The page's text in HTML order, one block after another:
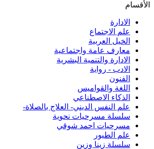
الأقسام
الادارة
علم الاجتماع
الخيل العربية
معارف عامة واجتماعية
الادارة والتنمية البشرية
الادب - رواية
الفنون
اللغة والقواميس
الذكاء الاصطناعي
علم النفس الديني- العلاج بالصلاة-
سلسلة مسرحيات نحوية
مسرحيات احمد شوقي
علم الطيور
سلسلة زينا وزين